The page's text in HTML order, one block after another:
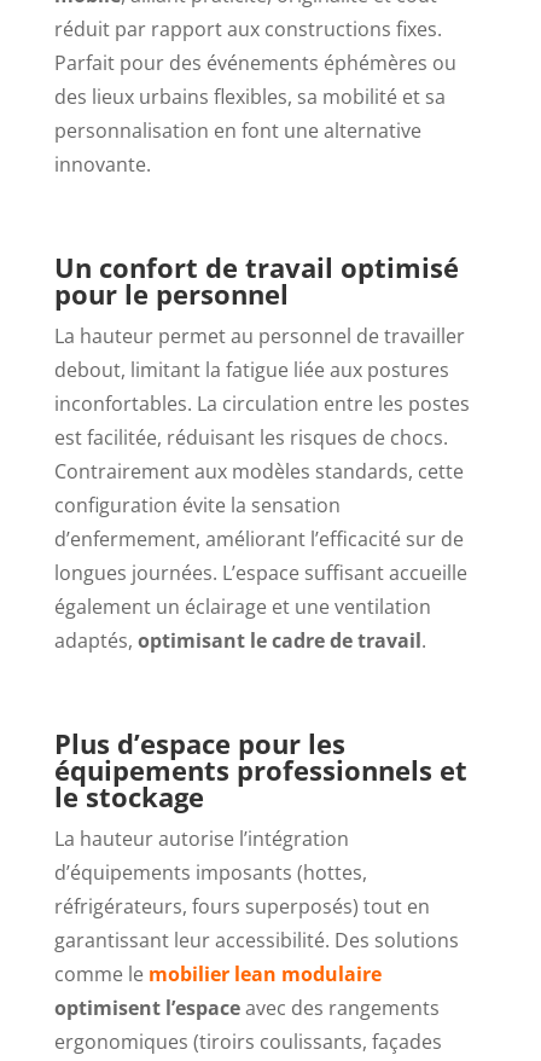
réduit par rapport aux constructions fixes.
Parfait pour des événements éphémères ou
des lieux urbains flexibles, sa mobilité et sa
personnalisation en font une alternative
innovante.
Un confort de travail optimisé
pour le personnel
La hauteur permet au personnel de travailler
debout, limitant la fatigue liée aux postures
inconfortables. La circulation entre les postes
est facilitée, réduisant les risques de chocs.
Contrairement aux modèles standards, cette
configuration évite la sensation
d’enfermement, améliorant l’efficacité sur de
longues journées. L’espace suffisant accueille
également un éclairage et une ventilation
adaptés, optimisant le cadre de travail.
Plus d’espace pour les
équipements professionnels et
le stockage
La hauteur autorise l’intégration
d’équipements imposants (hottes,
réfrigérateurs, fours superposés) tout en
garantissant leur accessibilité. Des solutions
comme le mobilier lean modulaire
optimisent l’espaceavec des rangements
ergonomiques (tiroirs coulissants, façades